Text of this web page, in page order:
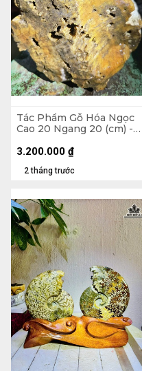
Tác Phẩm Gỗ Hóa Ngọc
Cao 20 Ngang 20 (cm) -
2 tháng trước
3.200.000 ₫